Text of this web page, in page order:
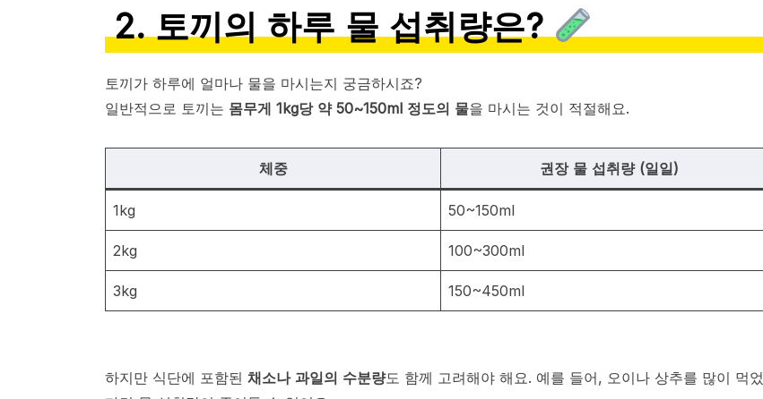
2. 토끼의 하루 물 섭취량은?
토끼가 하루에 얼마나 물을 마시는지 궁금하시죠?
일반적으로 토끼는 몸무게 1kg당 약 50~150ml 정도의 물을 마시는 것이 적절해요.
체중 권장 물 섭취량 (일일)
1kg 50~150ml
2kg 100~300ml
3kg 150~450ml
하지만 식단에 포함된 채소나 과일의 수분량도 함께 고려해야 해요. 예를 들어, 오이나 상추를 많이 먹었